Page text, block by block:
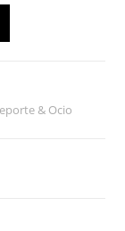
& Ocio